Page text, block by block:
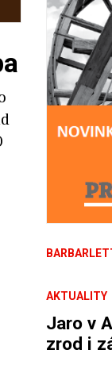
AKTUALITY
Jaro v
zrod i